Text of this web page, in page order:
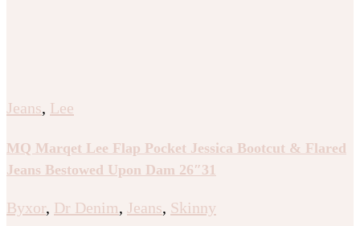
Jeans, Lee
MQ Marqet Lee Flap Pocket Jessica Bootcut & Flared
Jeans Bestowed Upon Dam 26″31
Byxor, Dr Denim, Jeans, Skinny